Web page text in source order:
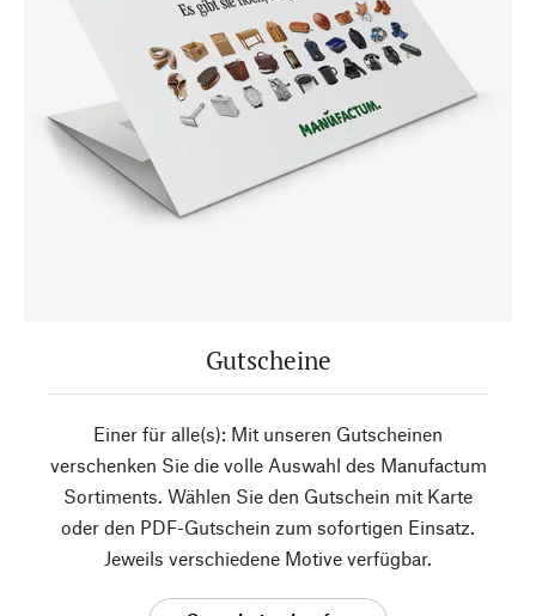
Gutscheine
Einer für alle(s): Mit unseren Gutscheinen
verschenken Sie die volle Auswahl des Manufactum
Sortiments. Wählen Sie den Gutschein mit Karte
oder den PDF-Gutschein zum sofortigen Einsatz.
Jeweils verschiedene Motive verfügbar.